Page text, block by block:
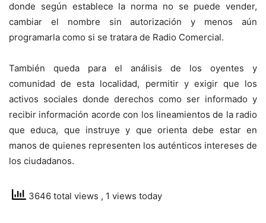
donde según establece la norma no se puede vender,
cambiar el nombre sin autorización y menos aún
programarla como si se tratara de Radio Comercial.
También queda para el análisis de los oyentes y
comunidad de esta localidad, permitir y exigir que los
activos sociales donde derechos como ser informado y
recibir información acorde con los lineamientos de la radio
que educa, que instruye y que orienta debe estar en
manos de quienes representen los auténticos intereses de
los ciudadanos.
3646 total views , 1 views today